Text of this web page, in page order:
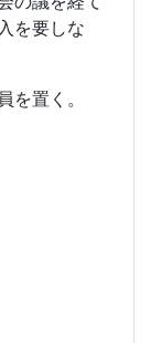
を要しな
置く。